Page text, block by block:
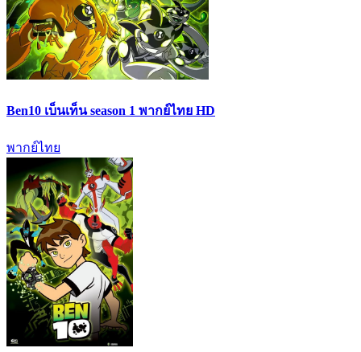
Ben10 เบ็นเท็น season 1 พากย์ไทย HD
พากย์ไทย